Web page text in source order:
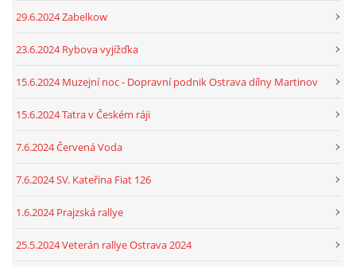
29.6.2024 Zabelkow
23.6.2024 Rybova vyjížďka
15.6.2024 Muzejní noc - Dopravní podnik Ostrava dílny Martinov
15.6.2024 Tatra v Českém ráji
7.6.2024 Červená Voda
7.6.2024 SV. Kateřina Fiat 126
1.6.2024 Prajzská rallye
25.5.2024 Veterán rallye Ostrava 2024